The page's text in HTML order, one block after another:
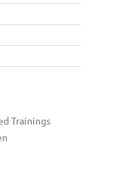
Trainings